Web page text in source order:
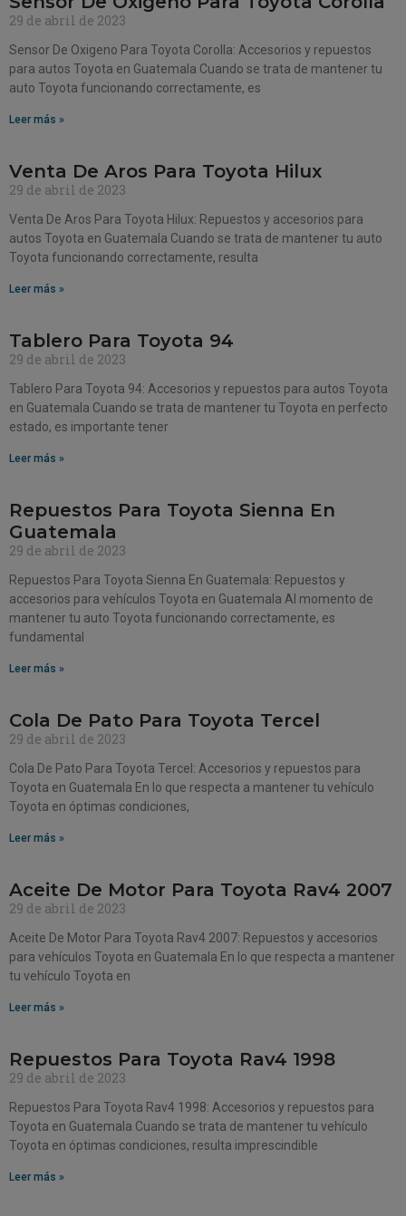
29 de abril de 2023
Sensor De Oxigeno Para Toyota Corolla: Accesorios y repuestos
para autos Toyota en Guatemala Cuando se trata de mantener tu
auto Toyota funcionando correctamente, es
Leer más »
Venta De Aros Para Toyota Hilux
29 de abril de 2023
Venta De Aros Para Toyota Hilux: Repuestos y accesorios para
autos Toyota en Guatemala Cuando se trata de mantener tu auto
Toyota funcionando correctamente, resulta
Leer más »
Tablero Para Toyota 94
29 de abril de 2023
Tablero Para Toyota 94: Accesorios y repuestos para autos Toyota
en Guatemala Cuando se trata de mantener tu Toyota en perfecto
estado, es importante tener
Leer más »
Repuestos Para Toyota Sienna En
Guatemala
29 de abril de 2023
Repuestos Para Toyota Sienna En Guatemala: Repuestos y
accesorios para vehículos Toyota en Guatemala Al momento de
mantener tu auto Toyota funcionando correctamente, es
fundamental
Leer más »
Cola De Pato Para Toyota Tercel
29 de abril de 2023
Cola De Pato Para Toyota Tercel: Accesorios y repuestos para
Toyota en Guatemala En lo que respecta a mantener tu vehículo
Toyota en óptimas condiciones,
Leer más »
Aceite De Motor Para Toyota Rav4 2007
29 de abril de 2023
Aceite De Motor Para Toyota Rav4 2007: Repuestos y accesorios
para vehículos Toyota en Guatemala En lo que respecta a mantener
tu vehículo Toyota en
Leer más »
Repuestos Para Toyota Rav4 1998
29 de abril de 2023
Repuestos Para Toyota Rav4 1998: Accesorios y repuestos para
Toyota en Guatemala Cuando se trata de mantener tu vehículo
Toyota en óptimas condiciones, resulta imprescindible
Leer más »